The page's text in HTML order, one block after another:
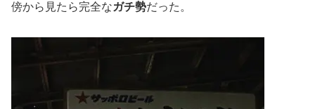
傍から見たら完全なガチ勢だった。